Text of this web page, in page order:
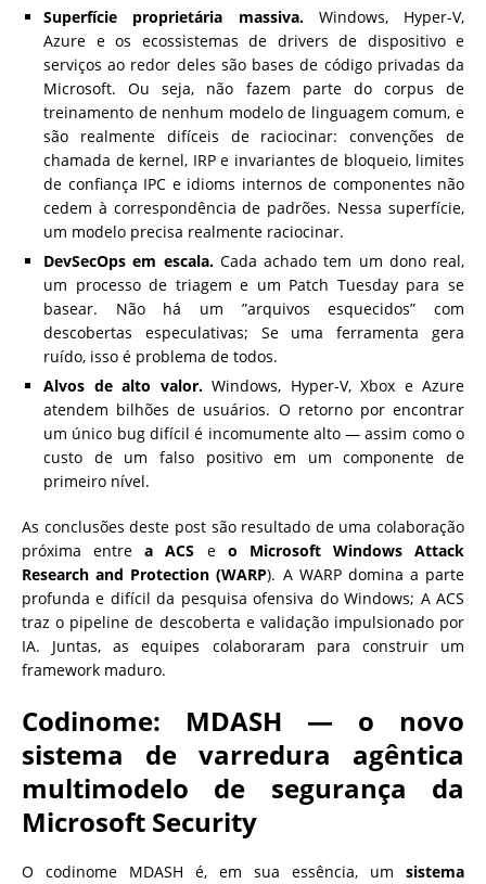
Superfície proprietária massiva.Windows, Hyper-V,
Azure e os ecossistemas de drivers de dispositivo e
serviços ao redor deles são bases de código privadas da
Microsoft. Ou seja, não fazem parte do corpus de
treinamento de nenhum modelo de linguagem comum, e
são realmente difíceis de raciocinar: convenções de
chamada de kernel, IRP e invariantes de bloqueio, limites
de confiança IPC e idioms internos de componentes não
cedem à correspondência de padrões. Nessa superfície,
um modelo precisa realmente raciocinar.
DevSecOps em escala.Cada achado tem um dono real,
um processo de triagem e um Patch Tuesday para se
basear. Não há um ”arquivos esquecidos” com
descobertas especulativas; Se uma ferramenta gera
ruído, isso é problema de todos.
Alvos de alto valor.Windows, Hyper-V, Xbox e Azure
atendem bilhões de usuários. O retorno por encontrar
um único bug difícil é incomumente alto — assim como o
custo de um falso positivo em um componente de
primeiro nível.
As conclusões deste post são resultado de uma colaboração
próxima entrea ACS e o Microsoft Windows Attack
Research and Protection (WARP). A WARP domina a parte
profunda e difícil da pesquisa ofensiva do Windows; A ACS
traz o pipeline de descoberta e validação impulsionado por
IA. Juntas, as equipes colaboraram para construir um
framework maduro.
Codinome: MDASH — o novo
sistema de varredura agêntica
multimodelo de segurança da
Microsoft Security
O codinome MDASH é, em sua essência, um sistema